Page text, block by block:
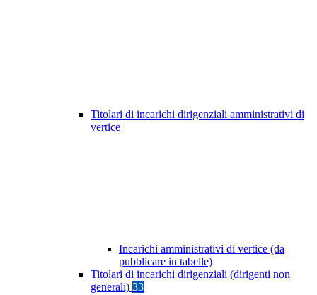
Titolari di incarichi dirigenziali amministrativi di
vertice
Incarichi amministrativi di vertice (da
pubblicare in tabelle)
Titolari di incarichi dirigenziali (dirigenti non
generali) 33